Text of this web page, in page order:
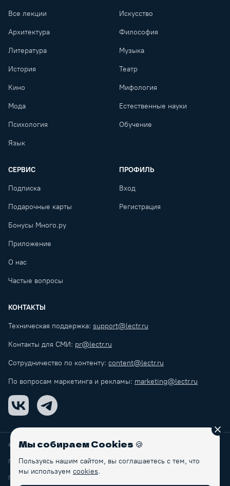
Все лекции Искусство
Архитектура Философия
Литература Музыка
История Театр
Кино Мифология
Мода Естественные науки
Психология Обучение
Язык
СЕРВИС
Подписка
Подарочные карты
Бонусы Много.ру
Приложение
О нас
Частые вопросы
ПРОФИЛЬ
Вход
Регистрация
КОНТАКТЫ
Техническая поддержка: support@lectr.ru
Контакты для СМИ: pr@lectr.ru
Сотрудничество по контенту: content@lectr.ru
По вопросам маркетинга и рекламы: marketing@lectr.ru
VK Telegram
© Lectr2026
Правила обработки персональных данных
Пользовательское соглашение
Мы собираем Cookies 🍪
Пользуясь нашим сайтом, вы соглашаетесь с тем, что
мы используем cookies.